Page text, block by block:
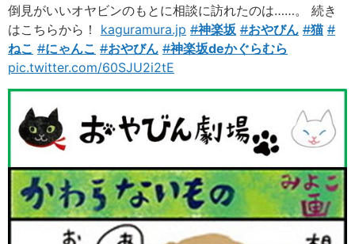
倒見がいいオヤビンのもとに相談に訪れたのは……。 続き
はこちらから！ kaguramura.jp #神楽坂 #おやびん #猫 #
ねこ #にゃんこ #おやびん #神楽坂deかぐらむら
pic.twitter.com/60SJU2i2tE